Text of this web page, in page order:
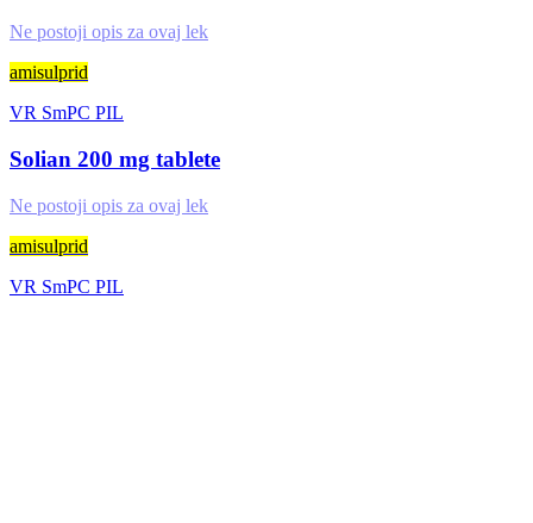
Ne postoji opis za ovaj lek
amisulprid
VR SmPC PIL
Solian 200 mg tablete
Ne postoji opis za ovaj lek
amisulprid
VR SmPC PIL